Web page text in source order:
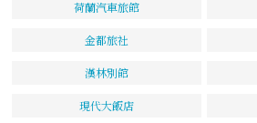
荷蘭汽車旅館
金都旅社
漢林別館
現代大飯店